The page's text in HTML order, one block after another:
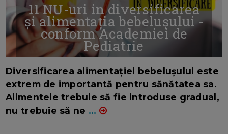
11 NU-uri in diversificarea
și alimentația bebelușului -
conform Academiei de
Pediatrie
Diversificarea alimentației bebelușului este
extrem de importantă pentru sănătatea sa.
Alimentele trebuie să fie introduse gradual,
nu trebuie să ne ...